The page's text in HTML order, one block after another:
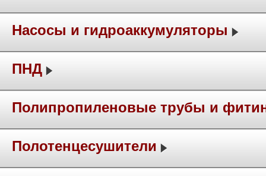
Насосы и гидроаккумуляторы
ПНД
Полипропиленовые трубы и
Полотенцесушители